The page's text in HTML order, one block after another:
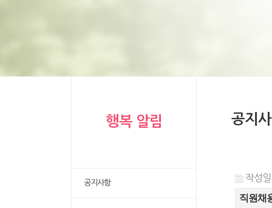
행복 알림
공지사항
공지
작성
직원채